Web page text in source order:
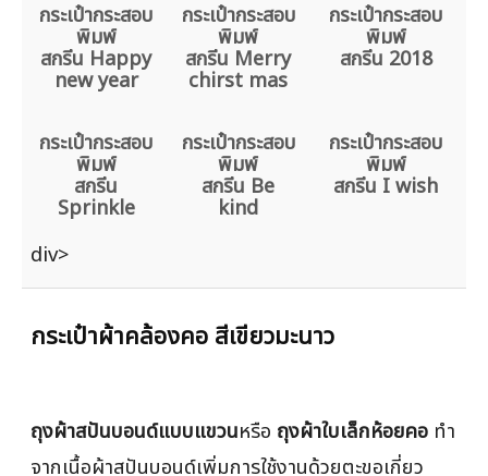
กระเป๋ากระสอบ
พิมพ์
สกรีน Happy
new year
กระเป๋ากระสอบ
พิมพ์
สกรีน Merry
chirst mas
กระเป๋ากระสอบ
พิมพ์
สกรีน 2018
กระเป๋ากระสอบ
พิมพ์
สกรีน
Sprinkle
กระเป๋ากระสอบ
พิมพ์
สกรีน Be
kind
กระเป๋ากระสอบ
พิมพ์
สกรีน I wish
div>
กระเป๋าผ้าคล้องคอ สีเขียวมะนาว
ถุงผ้าสปันบอนด์แบบแขวนหรือ ถุงผ้าใบเล็กห้อยคอ ทำ
จากเนื้อผ้าสปันบอนด์เพิ่มการใช้งานด้วยตะขอเกี่ยว